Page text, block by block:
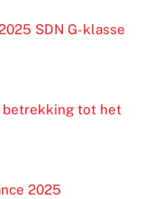
SDN G-klasse
betrekking tot het
2025